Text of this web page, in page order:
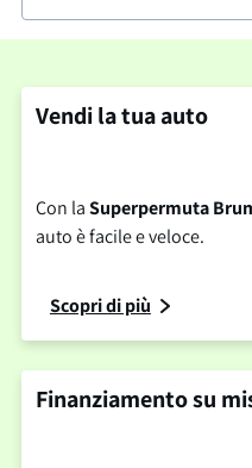
Vendi la tua auto
Con laSuperpermuta
auto è facile e veloce.
Scopri di più
Finanziamento su